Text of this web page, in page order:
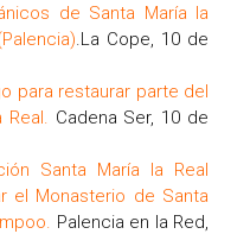
de Santa María la
.La Cope, 10 de
para restaurar parte del
Real. Cadena Ser, 10 de
Santa María la Real
el Monasterio de Santa
. Palencia en la Red,